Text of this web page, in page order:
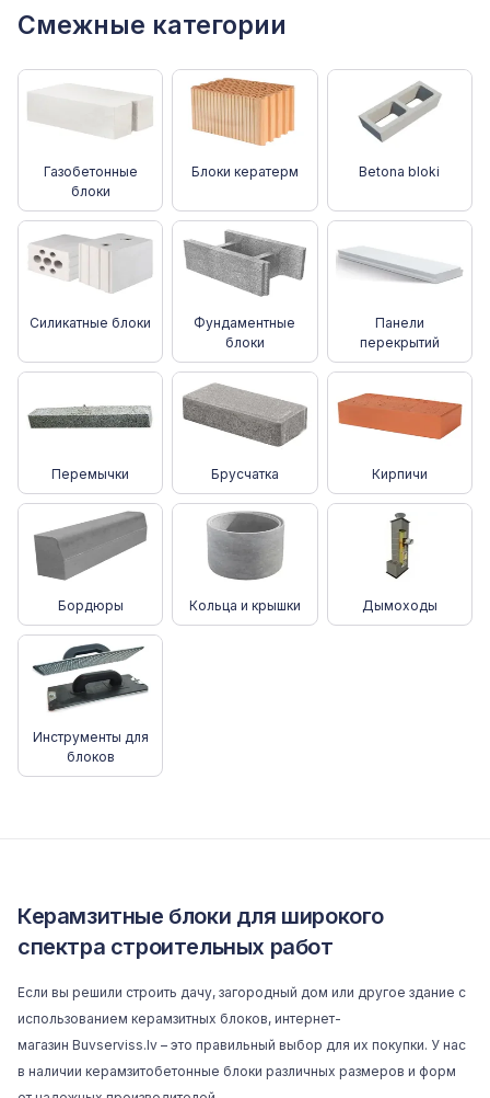
Смежные категории
Газобетонные
блоки
Блоки кератерм Betona bloki
Силикатные блоки
Фундаментные
блоки
Панели
перекрытий
Перемычки Брусчатка Кирпичи
Бордюры Кольца и крышки Дымоходы
Инструменты для
блоков
Керамзитные блоки для широкого
спектра строительных работ
Если вы решили строить дачу, загородный дом или другое здание с
использованием керамзитных блоков, интернет-
магазин Buvserviss.lv – это правильный выбор для их покупки. У нас
в наличии керамзитобетонные блоки различных размеров и форм